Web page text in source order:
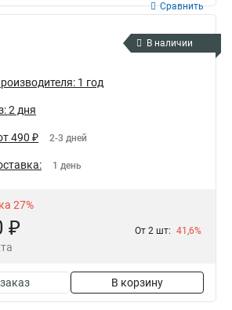
Сравнить
В наличии
1 год
2 дня
490 ₽ 2-3 дней
1 день
27%
₽ От 2 шт: 41,6%
В корзину